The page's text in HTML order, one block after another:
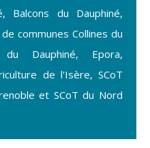
Balcons du Dauphiné,
communes Collines du
Dauphiné, Epora,
de l'Isère, SCoT
et SCoT du Nord